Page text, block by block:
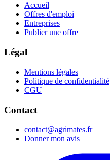
Accueil
Offres d'emploi
Entreprises
Publier une offre
Légal
Mentions légales
Politique de confidentialité
CGU
Contact
contact@agrimates.fr
Donner mon avis